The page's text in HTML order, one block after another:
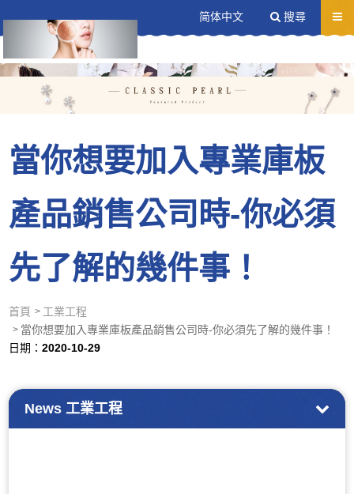
送出
简体中文 搜尋
當你想要加入專業庫板
產品銷售公司時-你必須
先了解的幾件事！
首頁
工業工程
當你想要加入專業庫板產品銷售公司時-你必須先了解的幾件事！
日期：2020-10-29
News 工業工程